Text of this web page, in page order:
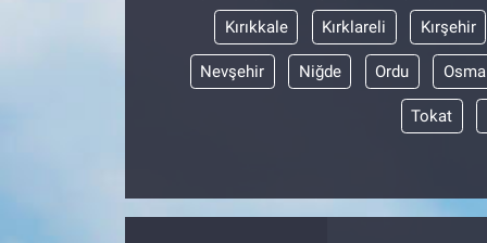
Kırıkkale Kırklareli Kırşehir
Nevşehir Niğde Ordu
Tokat